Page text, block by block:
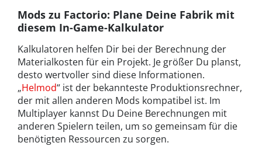
Mods zu Factorio: Plane Deine Fabrik mit
diesem In-Game-Kalkulator
Kalkulatoren helfen Dir bei der Berechnung der
Materialkosten für ein Projekt. Je größer Du planst,
desto wertvoller sind diese Informationen.
„Helmod“ ist der bekannteste Produktionsrechner,
der mit allen anderen Mods kompatibel ist. Im
Multiplayer kannst Du Deine Berechnungen mit
anderen Spielern teilen, um so gemeinsam für die
benötigten Ressourcen zu sorgen.